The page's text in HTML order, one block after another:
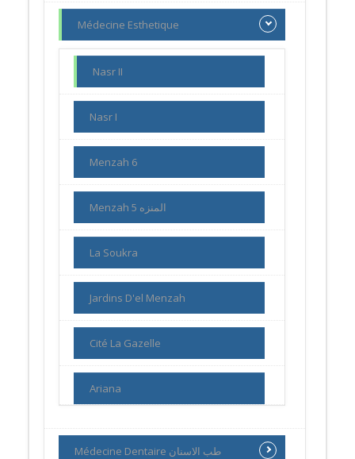
Médecine Esthetique
Nasr II
Nasr I
Menzah 6
Menzah 5 المنزه
La Soukra
Jardins D'el Menzah
Cité La Gazelle
Ariana
Médecine Dentaire طب الاسنان